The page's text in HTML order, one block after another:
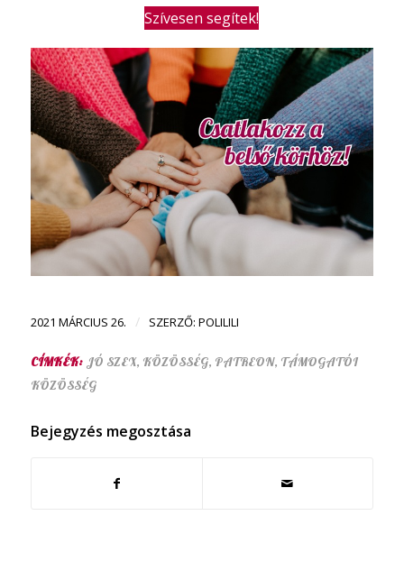
Szívesen segítek!
2021 MÁRCIUS 26. / SZERZŐ: POLILILI
CÍMKÉK: JÓ SZEX, KÖZÖSSÉG, PATREON, TÁMOGATÓI
KÖZÖSSÉG
Bejegyzés megosztása